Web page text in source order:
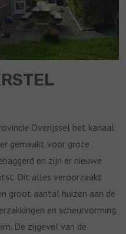
Overijssel het kanaal
gemaakt voor grote
en zijn er nieuwe
Dit alles veroorzaakt
groot aantal huizen aan de
en scheurvorming.
De zijgevel van de